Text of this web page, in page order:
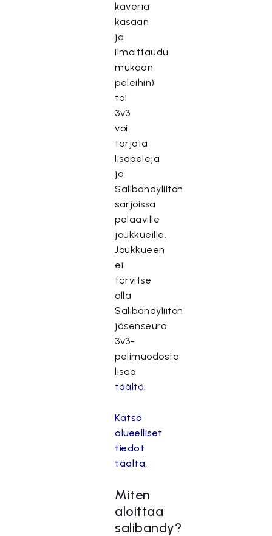
kaveria
kasaan
ja
ilmoittaudu
mukaan
peleihin)
tai
3v3
voi
tarjota
lisäpelejä
jo
Salibandyliiton
sarjoissa
pelaaville
joukkueille.
Joukkueen
ei
tarvitse
olla
Salibandyliiton
jäsenseura.
3v3-
pelimuodosta
lisää
täältä.
Katso
alueelliset
tiedot
täältä.
Miten
aloittaa
salibandy?